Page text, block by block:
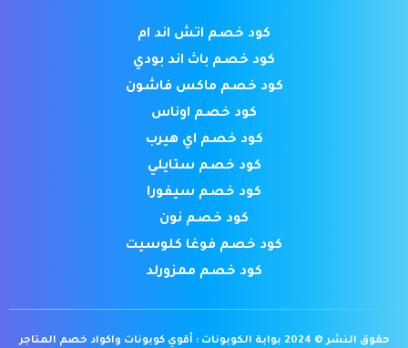
كود خصم اتش اند ام
كود خصم باث اند بودي
كود خصم ماكس فاشون
كود خصم اوناس
كود خصم اي هيرب
كود خصم ستايلي
كود خصم سيفورا
كود خصم نون
كود خصم فوغا كلوسيت
كود خصم ممزورلد
حقوق النشر © 2024 بوابة الكوبونات : أقوي كوبونات واكواد خصم المتاجر